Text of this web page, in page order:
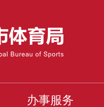
办事服务